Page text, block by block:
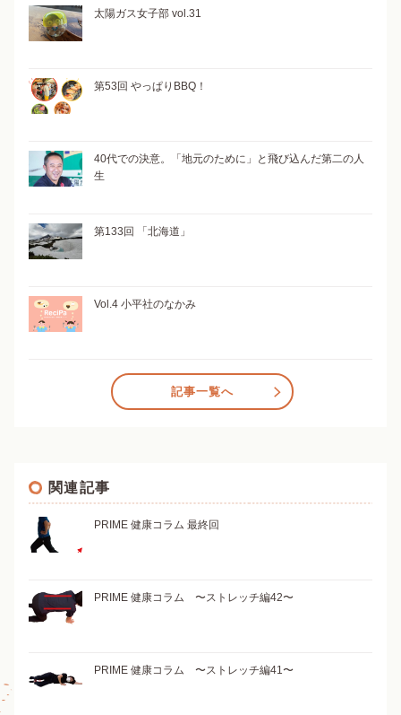
太陽ガス女子部 vol.31
第53回 やっぱりBBQ！
40代での決意。「地元のために」と飛び込んだ第二の人
生
第133回 「北海道」
Vol.4 小平社のなかみ
記事一覧へ
関連記事
PRIME 健康コラム 最終回
PRIME 健康コラム 〜ストレッチ編42〜
PRIME 健康コラム 〜ストレッチ編41〜